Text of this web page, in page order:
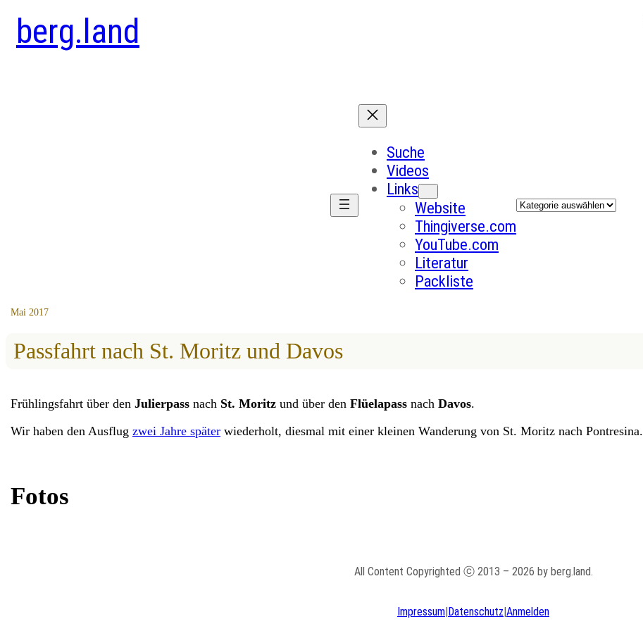
berg.land
Suche
Videos
Links
Website
Thingiverse.com
YouTube.com
Literatur
Packliste
Kategorien
Mai 2017
Passfahrt nach St. Moritz und Davos
Frühlingsfahrt über denJulierpass nach St. Moritz und über denFlüelapass nachDavos.
Wir haben den Ausflugzwei Jahre später wiederholt, diesmal mit einer kleinen Wanderung von St. Moritz nach Pontresina.
Fotos
All Content Copyrighted ⓒ 2013 – 2026 by berg.land.
Impressum|Datenschutz|Anmelden